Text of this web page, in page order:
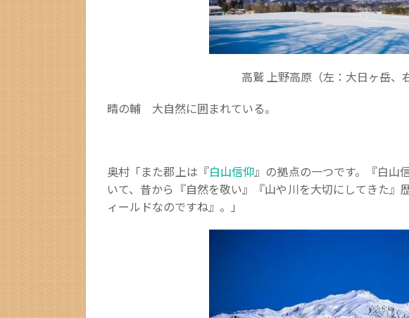
高鷲 上野高原（左：大日ヶ岳、
晴の輔 大自然に囲まれている。
奥村「また郡上は『白山信仰』の拠点の一つです。『白山
いて、昔から『自然を敬い』『山や川を大切にしてきた』
ィールドなのですね』。」